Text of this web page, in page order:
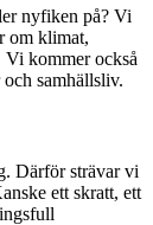
nyfiken på? Vi
om klimat,
kommer också
samhällsliv.
Därför strävar vi
ett skratt, ett